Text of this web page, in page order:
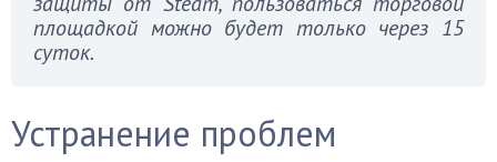
площадкой можно будет только через 15
суток.
Устранение проблем